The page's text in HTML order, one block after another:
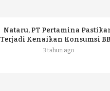
Nataru, PT Pertamina
Terjadi Kenaikan Konsumsi
3 tahun ago